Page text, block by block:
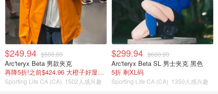
$249.94 $500.00
Arc'teryx Beta 男款夹克
再降5折!之前$424.96 大橙子好显白 蹲补
Sporting Life CA (CA) 1502人感兴趣
$299.94 $600.00
Arc'teryx Beta SL 男士夹克 黑色
5折 剩XL码
Sporting Life CA (CA) 1350人感兴趣